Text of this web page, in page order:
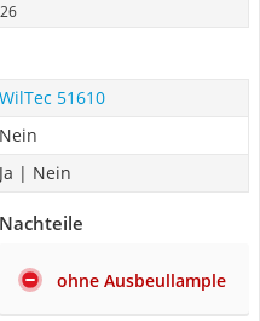
WilTec 51610
Nein
Ja | Nein
Nachteile
ohne Ausbeullample